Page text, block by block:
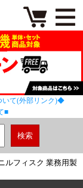
いて(外部リンク)◆
■
ルフィスク 業務用製